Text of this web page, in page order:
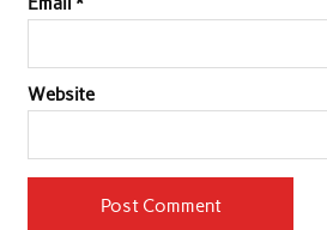
Website